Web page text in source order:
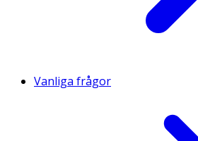
Vanliga frågor